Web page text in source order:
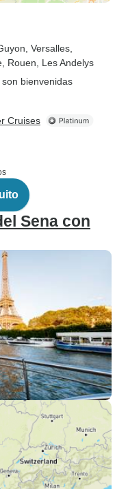
, Versalles
, Rouen , Les Andelys
bienvenidas
Cruises
Sena con